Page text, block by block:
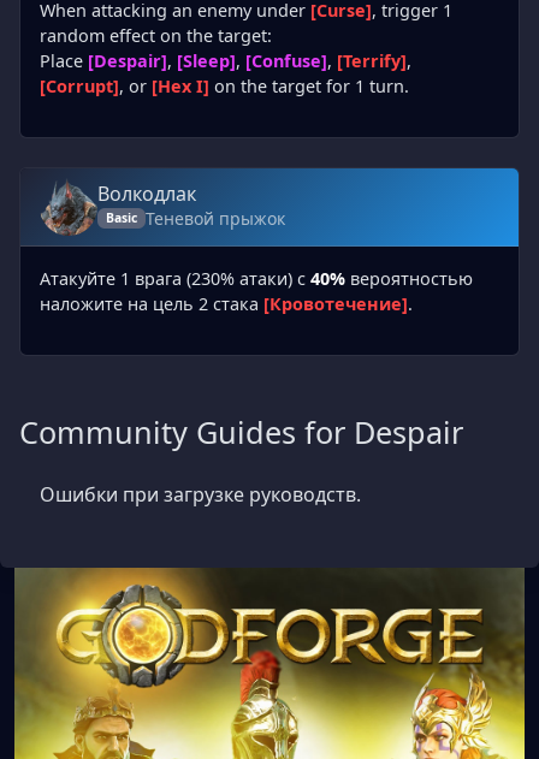
When attacking an enemy under [Curse], trigger 1
random effect on the target:
Place [Despair], [Sleep], [Confuse], [Terrify],
[Corrupt], or [Hex I] on the target for 1 turn.
Волкодлак
Basic Теневой прыжок
Атакуйте 1 врага (230% атаки) с 40% вероятностью
наложите на цель 2 стака [Кровотечение].
Community Guides for Despair
Ошибки при загрузке руководств.